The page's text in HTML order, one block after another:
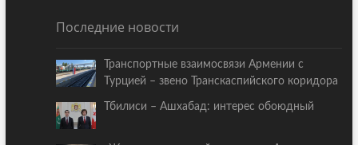
Последние новости
Транспортные взаимосвязи Армении с
Турцией – звено Транскаспийского коридора
Тбилиси – Ашхабад: интерес обоюдный